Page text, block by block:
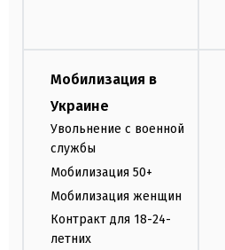
Мобилизация в
Украине
Увольнение с военной
службы
Мобилизация 50+
Мобилизация женщин
Контракт для 18-24-
летних